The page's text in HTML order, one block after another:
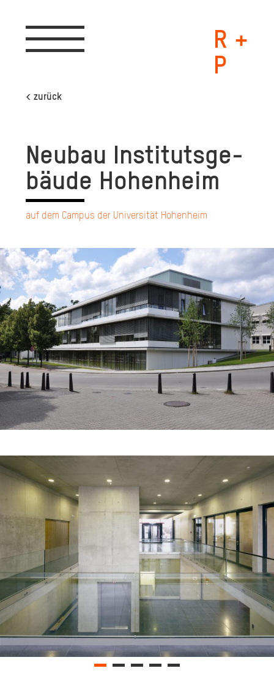
R +
P
Toggle
navigation
< zurück
Neu­bau In­sti­tuts­ge­
bäu­de Ho­hen­heim
auf dem Campus der Universität Hohenheim